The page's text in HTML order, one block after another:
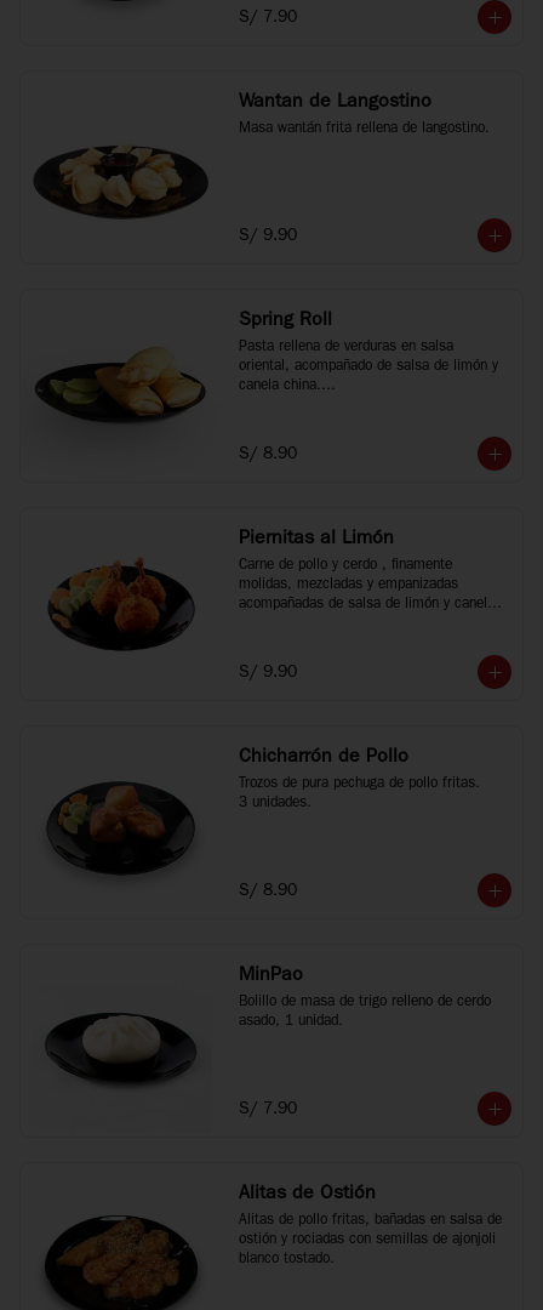
S/ 7.90
Wantan de Langostino
Masa wantán frita rellena de langostino.
S/ 9.90
Spring Roll
Pasta rellena de verduras en salsa
oriental, acompañado de salsa de limón y
canela china.
S/ 8.90
Piernitas al Limón
Carne de pollo y cerdo , finamente
molidas, mezcladas y empanizadas
acompañadas de salsa de limón y canela
S/ 9.90
Chicharrón de Pollo
Trozos de pura pechuga de pollo fritas.
3 unidades.
S/ 8.90
MinPao
Bolillo de masa de trigo relleno de cerdo
asado, 1 unidad.
S/ 7.90
Alitas de Ostión
Alitas de pollo fritas, bañadas en salsa de
ostión y rociadas con semillas de ajonjoli
blanco tostado.